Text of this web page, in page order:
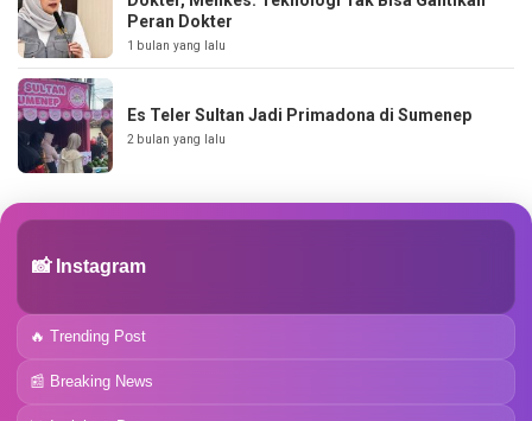
Peran Dokter
1 bulan yang lalu
Es Teler Sultan Jadi Primadona di Sumenep
2 bulan yang lalu
📸 Instagram
🔥 Trending Post
📰 Breaking News